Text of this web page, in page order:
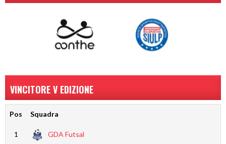
VINCITORE V EDIZIONE
Pos Squadra
1 GDA Futsal